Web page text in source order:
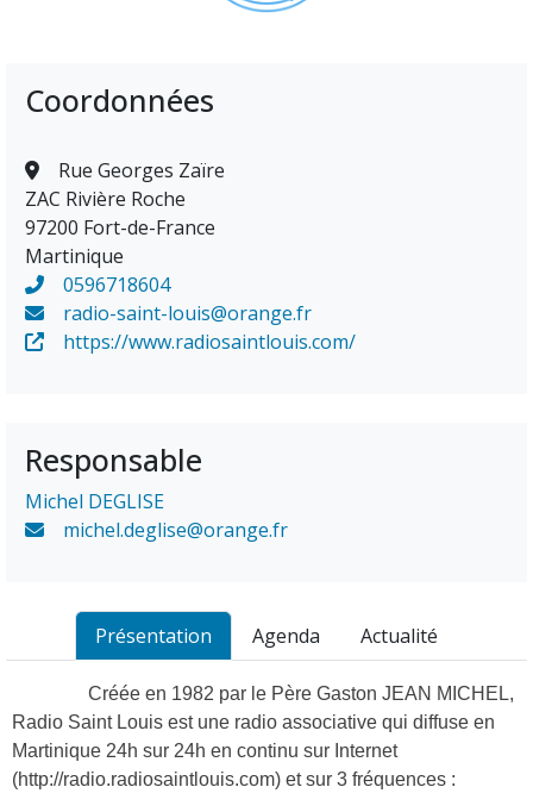
Coordonnées
Rue Georges Zaïre
ZAC Rivière Roche
97200 Fort-de-France
Martinique
0596718604
radio-saint-louis@orange.fr
https://www.radiosaintlouis.com/
Responsable
Michel DEGLISE
michel.deglise@orange.fr
Présentation Agenda Actualité
Créée en 1982 par le Père Gaston JEAN MICHEL,
Radio Saint Louis est une radio associative qui diffuse en
Martinique 24h sur 24h en continu sur Internet
(http://radio.radiosaintlouis.com) et sur 3 fréquences :